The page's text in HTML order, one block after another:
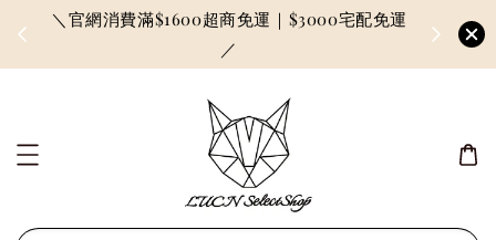
＼官網消費滿$1600超商免運｜$3000宅配免運
／
因訂單